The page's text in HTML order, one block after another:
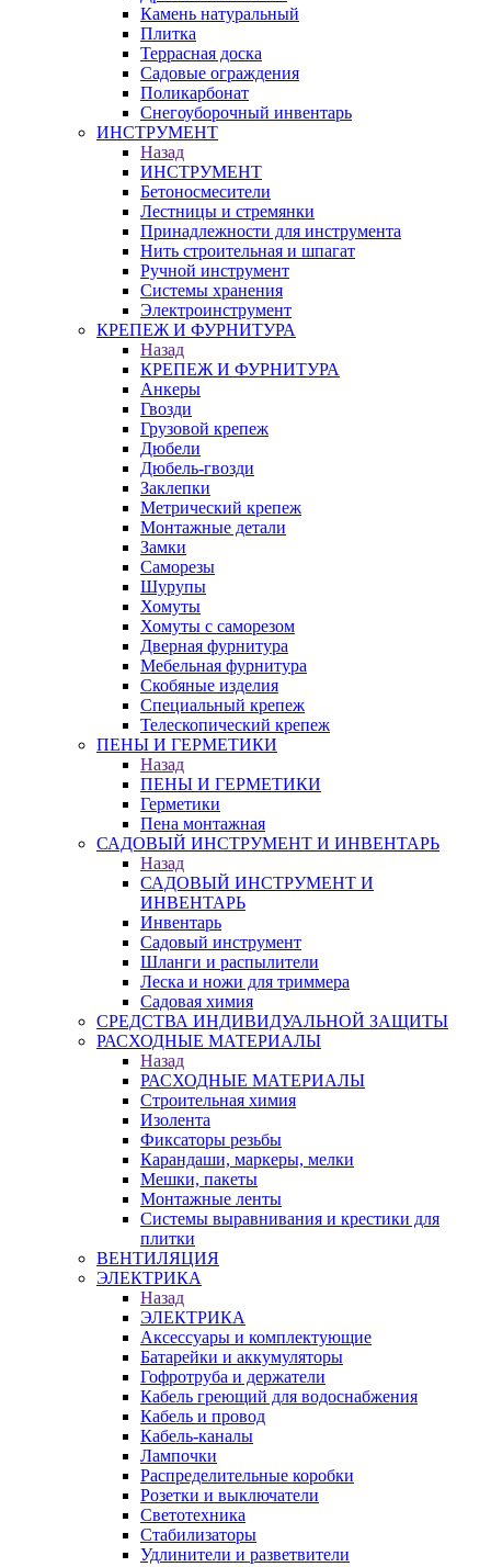
Камень натуральный
Плитка
Террасная доска
Садовые ограждения
Поликарбонат
Снегоуборочный инвентарь
ИНСТРУМЕНТ
Назад
ИНСТРУМЕНТ
Бетоносмесители
Лестницы и стремянки
Принадлежности для инструмента
Нить строительная и шпагат
Ручной инструмент
Системы хранения
Электроинструмент
КРЕПЕЖ И ФУРНИТУРА
Назад
КРЕПЕЖ И ФУРНИТУРА
Анкеры
Гвозди
Грузовой крепеж
Дюбели
Дюбель-гвозди
Заклепки
Метрический крепеж
Монтажные детали
Замки
Саморезы
Шурупы
Хомуты
Хомуты с саморезом
Дверная фурнитура
Мебельная фурнитура
Скобяные изделия
Специальный крепеж
Телескопический крепеж
ПЕНЫ И ГЕРМЕТИКИ
Назад
ПЕНЫ И ГЕРМЕТИКИ
Герметики
Пена монтажная
САДОВЫЙ ИНСТРУМЕНТ И ИНВЕНТАРЬ
Назад
САДОВЫЙ ИНСТРУМЕНТ И
ИНВЕНТАРЬ
Инвентарь
Садовый инструмент
Шланги и распылители
Леска и ножи для триммера
Садовая химия
СРЕДСТВА ИНДИВИДУАЛЬНОЙ ЗАЩИТЫ
РАСХОДНЫЕ МАТЕРИАЛЫ
Назад
РАСХОДНЫЕ МАТЕРИАЛЫ
Строительная химия
Изолента
Фиксаторы резьбы
Карандаши, маркеры, мелки
Мешки, пакеты
Монтажные ленты
Системы выравнивания и крестики для
плитки
ВЕНТИЛЯЦИЯ
ЭЛЕКТРИКА
Назад
ЭЛЕКТРИКА
Аксессуары и комплектующие
Батарейки и аккумуляторы
Гофротруба и держатели
Кабель греющий для водоснабжения
Кабель и провод
Кабель-каналы
Лампочки
Распределительные коробки
Розетки и выключатели
Светотехника
Стабилизаторы
Удлинители и разветвители